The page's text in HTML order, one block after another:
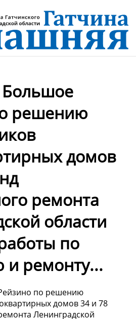
Большое
решению
домов
ремонта
области
по
и ремонту...
по решению
домов 34 и 78
Ленинградской